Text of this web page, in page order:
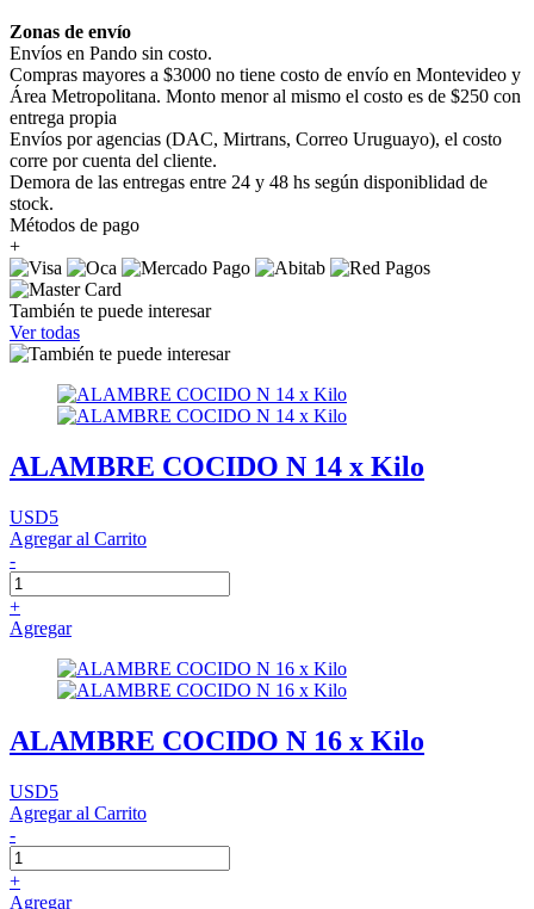
Zonas de envío
Envíos en Pando sin costo.
Compras mayores a $3000 no tiene costo de envío en Montevideo y
Área Metropolitana. Monto menor al mismo el costo es de $250 con
entrega propia
Envíos por agencias (DAC, Mirtrans, Correo Uruguayo), el costo
corre por cuenta del cliente.
Demora de las entregas entre 24 y 48 hs según disponiblidad de
stock.
Métodos de pago
+
También te puede interesar
Ver todas
ALAMBRE COCIDO N 14 x Kilo
USD5
Agregar al Carrito
-
+
Agregar
ALAMBRE COCIDO N 16 x Kilo
USD5
Agregar al Carrito
-
+
Agregar